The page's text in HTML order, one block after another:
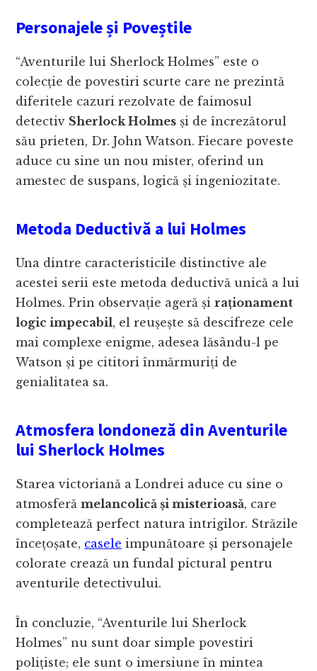
Personajele și Poveștile
“Aventurile lui Sherlock Holmes” este o
colecție de povestiri scurte care ne prezintă
diferitele cazuri rezolvate de faimosul
detectiv Sherlock Holmes și de încrezătorul
său prieten, Dr. John Watson. Fiecare poveste
aduce cu sine un nou mister, oferind un
amestec de suspans, logică și ingeniozitate.
Metoda Deductivă a lui Holmes
Una dintre caracteristicile distinctive ale
acestei serii este metoda deductivă unică a lui
Holmes. Prin observație ageră șiraționament
logic impecabil, el reușește să descifreze cele
mai complexe enigme, adesea lăsându-l pe
Watson și pe cititori înmărmuriți de
genialitatea sa.
Atmosfera londoneză din Aventurile
lui Sherlock Holmes
Starea victoriană a Londrei aduce cu sine o
atmosferămelancolică și misterioasă, care
completează perfect natura intrigilor. Străzile
încețoșate, casele impunătoare și personajele
colorate crează un fundal pictural pentru
aventurile detectivului.
În concluzie, “Aventurile lui Sherlock
Holmes” nu sunt doar simple povestiri
polițiste; ele sunt o imersiune în mintea